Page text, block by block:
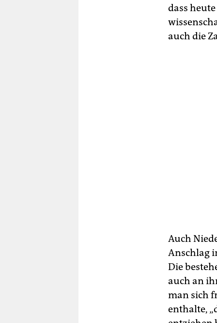
dass
auch die
Auch
Anschlag
Die
auch an
man sich
enthalte,